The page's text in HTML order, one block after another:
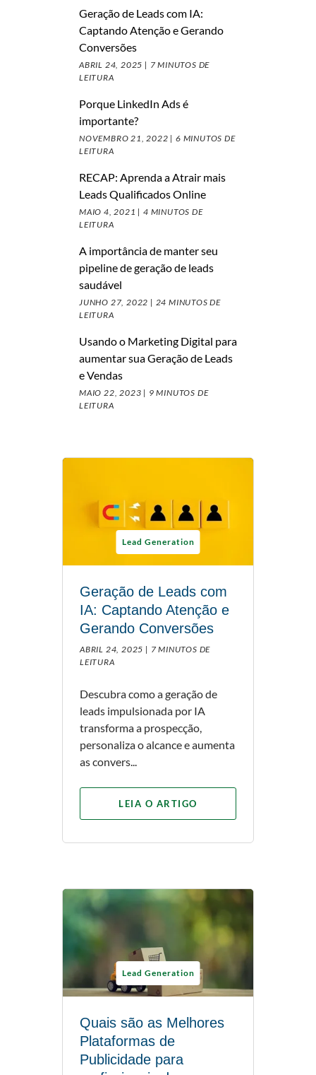
Lead Generation
Geração de Leads com
IA: Captando Atenção e
Gerando Conversões
ABRIL 24, 2025 | 7 MINUTOS DE
LEITURA
Descubra como a geração de
leads impulsionada por IA
transforma a prospecção,
personaliza o alcance e aumenta
as convers...
LEIA O ARTIGO
Lead Generation
Quais são as Melhores
Plataformas de
Publicidade para
Geração de Leads com IA:
Captando Atenção e Gerando
Conversões
ABRIL 24, 2025 | 7 MINUTOS DE
LEITURA
Porque LinkedIn Ads é
importante?
NOVEMBRO 21, 2022 | 6 MINUTOS DE
LEITURA
RECAP: Aprenda a Atrair mais
Leads Qualificados Online
MAIO 4, 2021 | 4 MINUTOS DE
LEITURA
A importância de manter seu
pipeline de geração de leads
saudável
JUNHO 27, 2022 | 24 MINUTOS DE
LEITURA
Usando o Marketing Digital para
aumentar sua Geração de Leads
e Vendas
MAIO 22, 2023 | 9 MINUTOS DE
LEITURA